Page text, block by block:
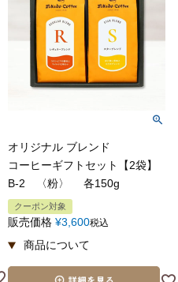
オリジナル ブレンド
コーヒーギフトセット【2袋】
B-2 〈粉〉 各150g
クーポン対象
販売価格 ¥3,600税込